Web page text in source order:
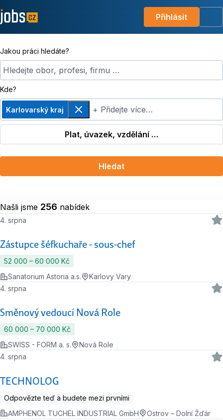
Přihlásit
Jakou práci hledáte?
Hledejte obor, profesi, firmu …
Kde?
Karlovarský kraj
Odebrat+ Přidejte více…
Plat, úvazek, vzdělání …
Hledat
Našli jsme 256 nabídek
Zástupce šéfkuchaře - sous-chef
4. srpna
52 000 ‍–‍ 60 000 Kč
Sanatorium Astoria a.s.
Karlovy Vary
Směnový vedoucí Nová Role
4. srpna
60 000 ‍–‍ 70 000 Kč
SWISS - FORM a. s.
Nová Role
TECHNOLOG
4. srpna
Odpovězte teď a budete mezi prvními
AMPHENOL TUCHEL INDUSTRIAL GmbH
Ostrov – Dolní Žďár